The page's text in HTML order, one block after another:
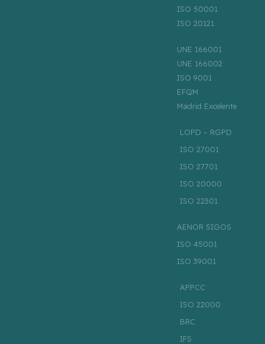
ISO 50001
ISO 20121
UNE 166001
UNE 166002
ISO 9001
EFQM
Madrid Excelente
LOPD – RGPD
ISO 27001
ISO 27701
ISO 20000
ISO 22301
AENOR SIGOS
ISO 45001
ISO 39001
APPCC
ISO 22000
BRC
IFS